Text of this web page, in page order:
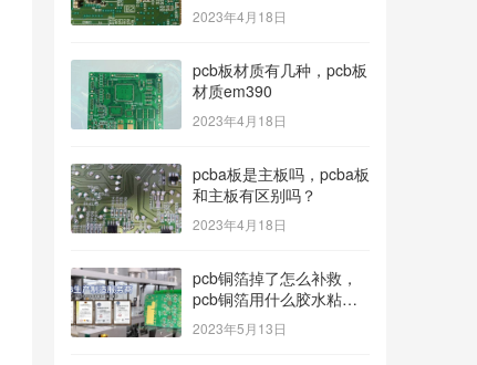
2023年4月18日
pcb板材质有几种，pcb板
材质em390
2023年4月18日
pcba板是主板吗，pcba板
和主板有区别吗？
2023年4月18日
pcb铜箔掉了怎么补救，
pcb铜箔用什么胶水粘上
的？
2023年5月13日